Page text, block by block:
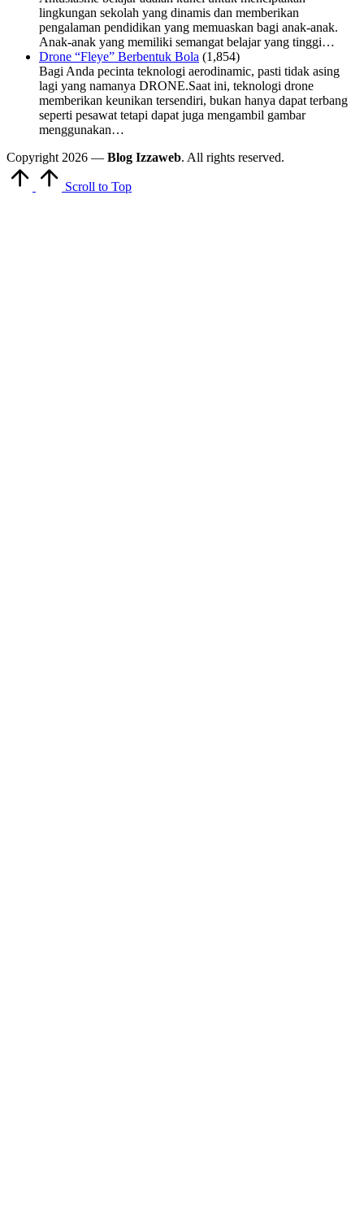
lingkungan sekolah yang dinamis dan memberikan
pengalaman pendidikan yang memuaskan bagi anak-anak.
Anak-anak yang memiliki semangat belajar yang tinggi…
Drone “Fleye” Berbentuk Bola (1,854)
Bagi Anda pecinta teknologi aerodinamic, pasti tidak asing
lagi yang namanya DRONE.Saat ini, teknologi drone
memberikan keunikan tersendiri, bukan hanya dapat terbang
seperti pesawat tetapi dapat juga mengambil gambar
menggunakan…
Copyright 2026 — Blog Izzaweb. All rights reserved.
Scroll to Top